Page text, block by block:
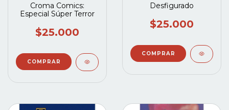
Croma Comics:
Especial Súper Terror
$25.000
Desfigurado
$25.000